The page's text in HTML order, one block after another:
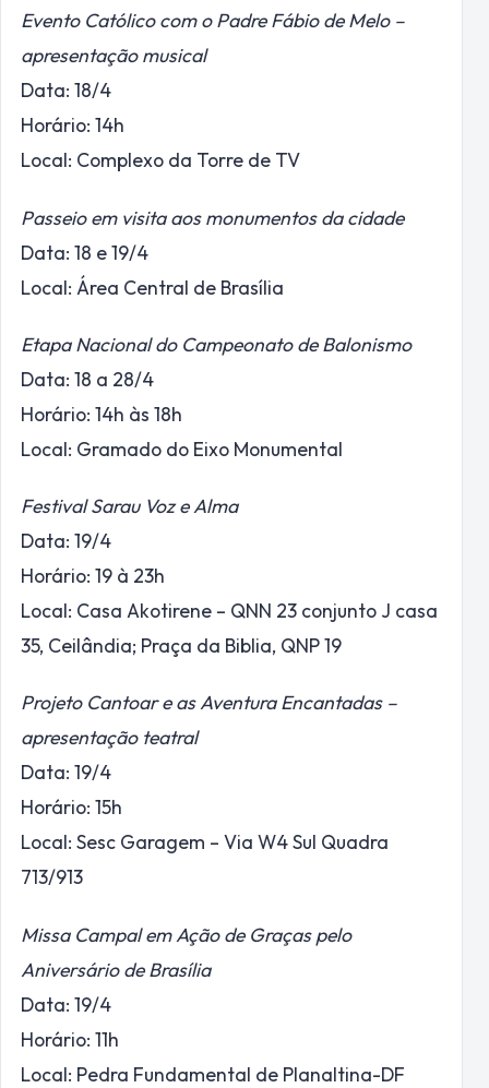
Evento Católico com o Padre Fábio de Melo –
apresentação musical
Data: 18/4
Horário: 14h
Local: Complexo da Torre de TV
Passeio em visita aos monumentos da cidade
Data: 18 e 19/4
Local: Área Central de Brasília
Etapa Nacional do Campeonato de Balonismo
Data: 18 a 28/4
Horário: 14h às 18h
Local: Gramado do Eixo Monumental
Festival Sarau Voz e Alma
Data: 19/4
Horário: 19 à 23h
Local: Casa Akotirene – QNN 23 conjunto J casa
35, Ceilândia; Praça da Biblia, QNP 19
Projeto Cantoar e as Aventura Encantadas –
apresentação teatral
Data: 19/4
Horário: 15h
Local: Sesc Garagem – Via W4 Sul Quadra
713/913
Missa Campal em Ação de Graças pelo
Aniversário de Brasília
Data: 19/4
Horário: 11h
Local: Pedra Fundamental de Planaltina-DF